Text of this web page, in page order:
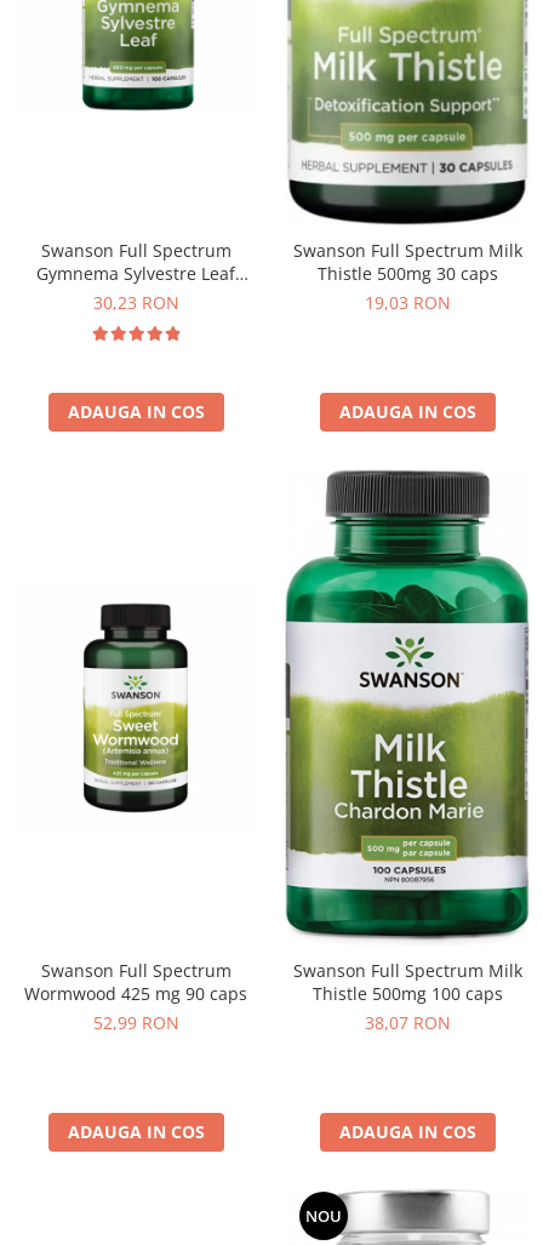
Swanson Full Spectrum
Gymnema Sylvestre Leaf
400mg 100 caps
30,23 RON
ADAUGA IN COS
Swanson Full Spectrum Milk
Thistle 500mg 30 caps
19,03 RON
ADAUGA IN COS
Swanson Full Spectrum
Wormwood 425 mg 90 caps
52,99 RON
ADAUGA IN COS
Swanson Full Spectrum Milk
Thistle 500mg 100 caps
38,07 RON
ADAUGA IN COS
NOU